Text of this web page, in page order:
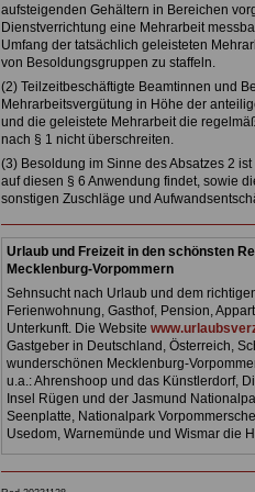
aufsteigenden Gehältern in Bereichen
Dienstverrichtung eine Mehrarbeit
Umfang der tatsächlich geleisteten
von Besoldungsgruppen zu staffeln.
(2) Teilzeitbeschäftigte Beamtinnen und
Mehrarbeitsvergütung in Höhe der
und die geleistete Mehrarbeit die
nach § 1 nicht überschreiten.
(3) Besoldung im Sinne des Absatzes 2
auf diesen § 6 Anwendung findet, sowie
sonstigen Zuschläge und
Urlaub und Freizeit in den schönsten
Mecklenburg-Vorpommern
Sehnsucht nach Urlaub und dem
Ferienwohnung, Gasthof, Pension,
Unterkunft. Die Website
Gastgeber in Deutschland, Österreich,
wunderschönen Mecklenburg-
u.a.: Ahrenshoop und das Künstlerdorf,
Insel Rügen und der Jasmund
Seenplatte, Nationalpark
Usedom, Warnemünde und Wismar die